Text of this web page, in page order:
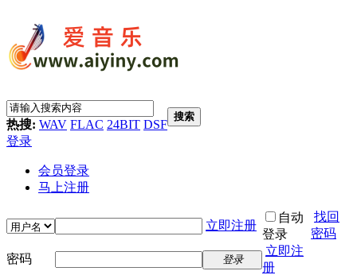
热搜: WAV FLAC 24BIT DSF
搜索
登录
会员登录
马上注册
立即注册
自动
登录
找回
密码
密码
登录
立即注
册